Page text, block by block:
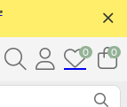
0 0